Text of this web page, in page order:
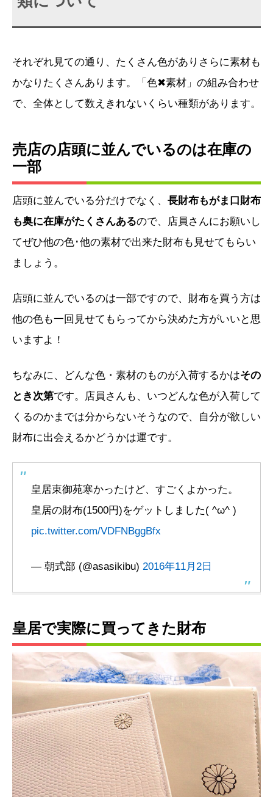
それぞれ見ての通り、たくさん色がありさらに素材も
かなりたくさんあります。「色✖素材」の組み合わせ
で、全体として数えきれないくらい種類があります。
売店の店頭に並んでいるのは在庫の
一部
店頭に並んでいる分だけでなく、 長財布もがま口財布
も奥に在庫がたくさんあるので、店員さんにお願いし
てぜひ他の色･他の素材で出来た財布も見せてもらい
ましょう。
店頭に並んでいるのは一部ですので、財布を買う方は
他の色も一回見せてもらってから決めた方がいいと思
いますよ！
ちなみに、どんな色・素材のものが入荷するかはその
とき次第です。店員さんも、いつどんな色が入荷して
くるのかまでは分からないそうなので、自分が欲しい
財布に出会えるかどうかは運です。
皇居東御苑寒かったけど、すごくよかった。
皇居の財布(1500円)をゲットしました( ^ω^ )
pic.twitter.com/VDFNBggBfx
— 朝式部 (@asasikibu) 2016年11月2日
皇居で実際に買ってきた財布